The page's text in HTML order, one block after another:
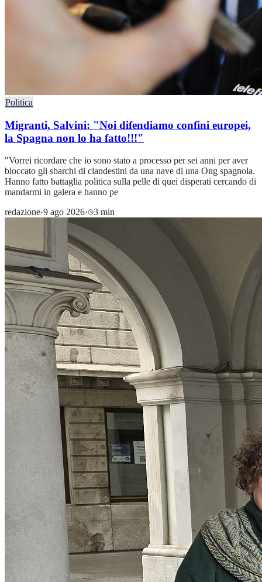
Politica
Migranti, Salvini: "Noi difendiamo confini europei,
la Spagna non lo ha fatto!!!"
"Vorrei ricordare che io sono stato a processo per sei anni per aver
bloccato gli sbarchi di clandestini da una nave di una Ong spagnola.
Hanno fatto battaglia politica sulla pelle di quei disperati cercando di
mandarmi in galera e hanno pe
redazione·9 ago 2026· 3 min